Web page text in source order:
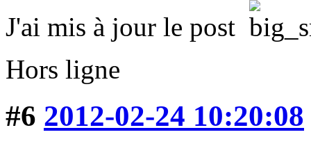
J'ai mis à jour le post
Hors ligne
#6 2012-02-24 10:20:08